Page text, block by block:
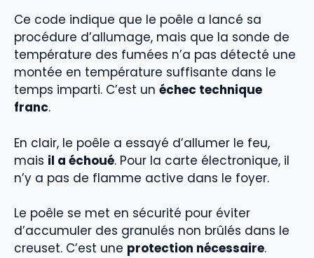
Ce code indique que le poêle a lancé sa
procédure d’allumage, mais que la sonde de
température des fumées n’a pas détecté une
montée en température suffisante dans le
temps imparti. C’est un échec technique
franc.
En clair, le poêle a essayé d’allumer le feu,
mais il a échoué. Pour la carte électronique, il
n’y a pas de flamme active dans le foyer.
Le poêle se met en sécurité pour éviter
d’accumuler des granulés non brûlés dans le
creuset. C’est une protection nécessaire.